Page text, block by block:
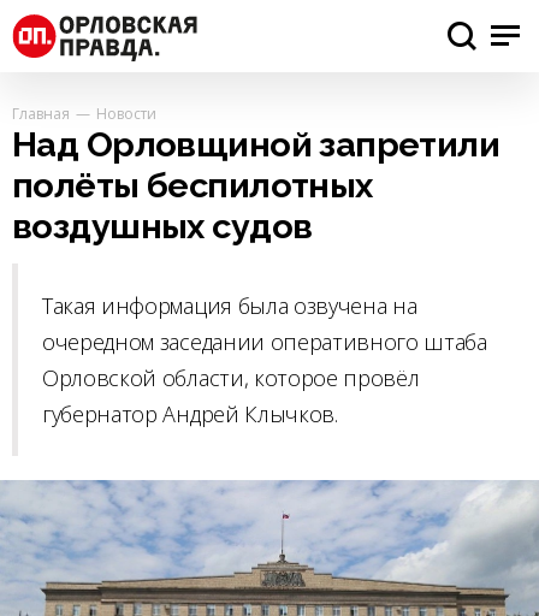
Главная Новости
Над Орловщиной запретили
полёты беспилотных
воздушных судов
Такая информация была озвучена на
очередном заседании оперативного штаба
Орловской области, которое провёл
губернатор Андрей Клычков.